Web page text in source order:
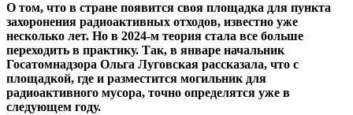
О том, что в стране появится своя площадка для пункта
захоронения радиоактивных отходов, известно уже
несколько лет. Но в 2024-м теория стала все больше
переходить в практику. Так, в январе начальник
Госатомнадзора Ольга Луговская рассказала, что с
площадкой, где и разместится могильник для
радиоактивного мусора, точно определятся уже в
следующем году.